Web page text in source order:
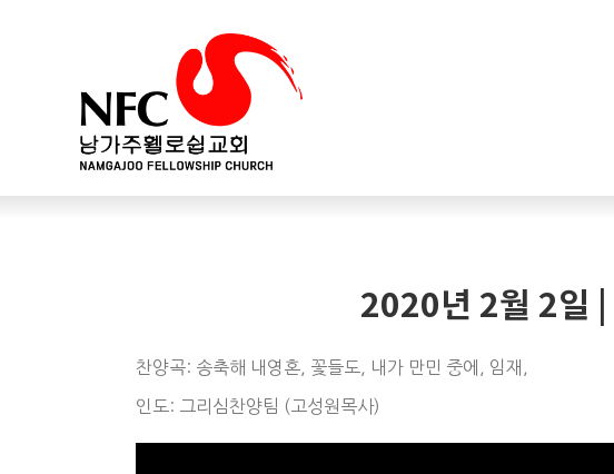
2020년 2월 2일 |
찬양곡: 송축해 내영혼, 꽃들도, 내가 만민 중에, 임재,
인도: 그리심찬양팀 (고성원목사)